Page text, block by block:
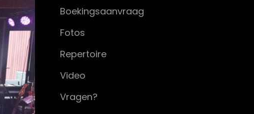
Boekingsaanvraag
Fotos
Repertoire
Video
Vragen?